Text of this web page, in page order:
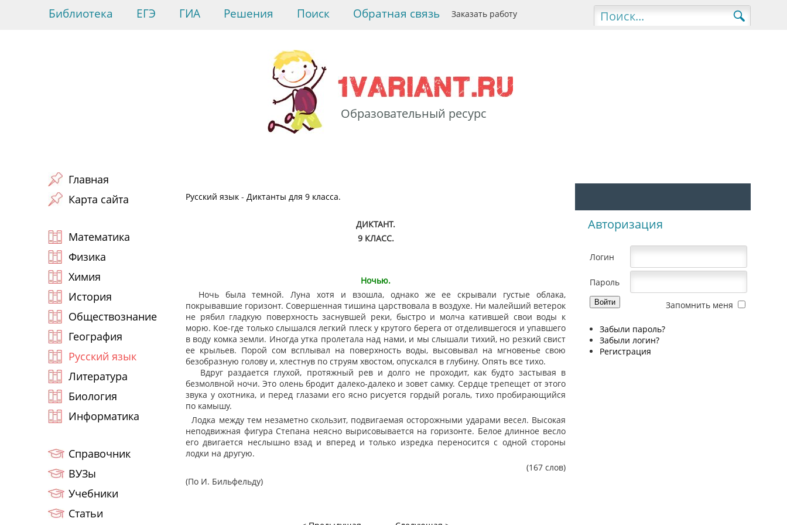
Библиотека ЕГЭ ГИА Решения Поиск Заказать работу
Обратная связь
Образовательный ресурс
Главная
Карта сайта
Математика
Физика
Химия
История
Обществознание
География
Русский язык
Литература
Биология
Информатика
Справочник
ВУЗы
Учебники
Статьи
Русский язык - Диктанты для 9 класса.
ДИКТАНТ.
9 КЛАСС.
Ночью.
Ночь была темной. Луна хотя и взошла, однако же ее скрывали густые облака,
покрывавшие горизонт. Совершенная тишина царствовала в воздухе. Ни малейший ветерок
не рябил гладкую поверхность заснувшей реки, быстро и молча катившей свои воды к
морю. Кое-где только слышался легкий плеск у крутого берега от отделившегося и упавшего
в воду комка земли. Иногда утка пролетала над нами, и мы слышали тихий, но резкий свист
ее крыльев. Порой сом всплывал на поверхность воды, высовывал на мгновенье свою
безобразную голову и, хлестнув по струям хвостом, опускался в глубину. Опять все тихо.
Вдруг раздается глухой, протяжный рев и долго не проходит, как будто застывая в
безмолвной ночи. Это олень бродит далеко-далеко и зовет самку. Сердце трепещет от этого
звука у охотника, и перед глазами его ясно рисуется гордый рогаль, тихо пробирающийся
по камышу.
Лодка между тем незаметно скользит, подвигаемая осторожными ударами весел. Высокая
неподвижная фигура Степана неясно вырисовывается на горизонте. Белое длинное весло
его двигается неслышно взад и вперед и только изредка переносится с одной стороны
лодки на другую.
(167 слов)
(По И. Бильфельду)
Авторизация
Логин
Пароль
Запомнить меня
Забыли пароль?
Забыли логин?
Регистрация